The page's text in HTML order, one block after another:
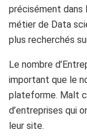
précisément dans
métier de Data
plus recherchés
Le nombre
important que le
plateforme. Malt
d’entreprises qui
leur site.